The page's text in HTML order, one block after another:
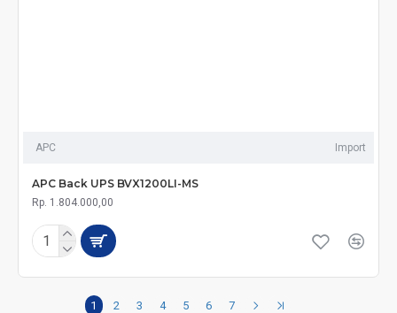
APC Import
APC Back UPS BVX1200LI-MS
Rp. 1.804.000,00
1 2 3 4 5 6
7